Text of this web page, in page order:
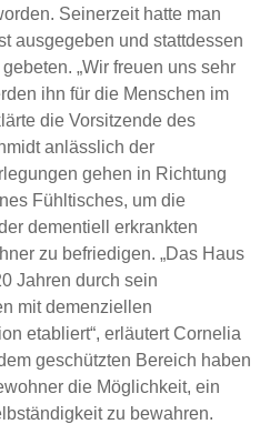
Seinerzeit hatte man
ausgegeben und stattdessen
„Wir freuen uns sehr
ihn für die Menschen im
die Vorsitzende des
anlässlich der
gehen in Richtung
Fühltisches, um die
dementiell erkrankten
zu befriedigen. „Das Haus
Jahren durch sein
mit demenziellen
etabliert“, erläutert Cornelia
geschützten Bereich haben
die Möglichkeit, ein
zu bewahren.